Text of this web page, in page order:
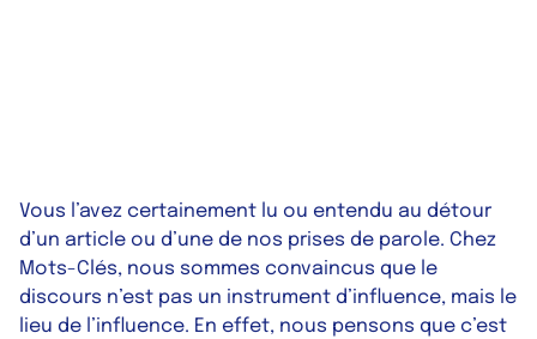
Vous l’avez certainement lu ou entendu au détour
d’un article ou d’une de nos prises de parole. Chez
Mots-Clés, nous sommes convaincus que le
discours n’est pas un instrument d’influence, mais le
lieu de l’influence. En effet, nous pensons que c’est